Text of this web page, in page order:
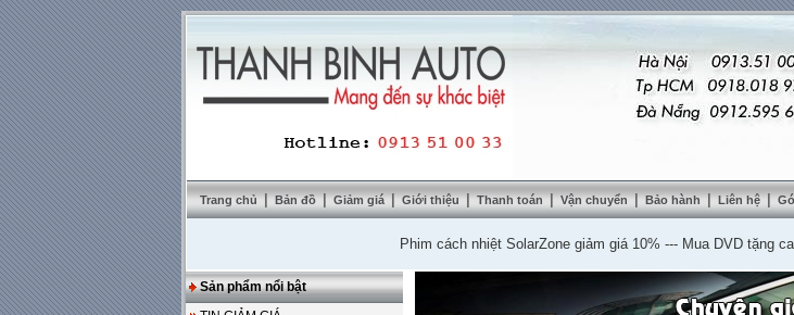
Trang chủ | Bản đồ | Giảm giá | Giới thiệu | Thanh toán | Vận chuyển | Bảo hành | Liên hệ |
Phim cách nhiệt SolarZone giảm giá 10%---Mua DVD tặng camera
Sản phẩm nổi bật